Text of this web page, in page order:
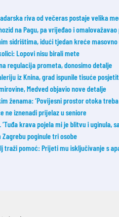
Zadarska riva od večeras postaje
na Pagu, pa vrijeđao i
sidrištima, idući tjedan kreće
Lopovi nisu birali mete
regulacija prometa, donosimo detalje
iz Knina, grad ispunile tisuće
Medved objavio nove detalje
ženama: ‘Povijesni prostor otoka
ne iznenadi prijelaz u seniore
krava pojela mi je blitvu i uginula,
poginule tri osobe
traži pomoć: Prijeti mu isključivanje s